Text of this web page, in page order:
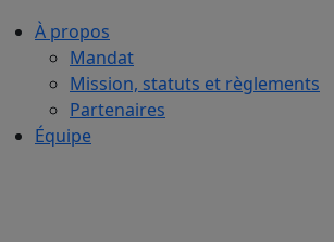
À propos
Mandat
Mission, statuts et règlements
Partenaires
Équipe